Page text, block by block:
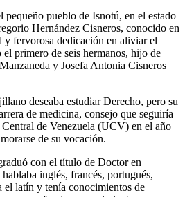
pueblo de Isnotú, en el estado
Hernández Cisneros, conocido en
y fervorosa dedicación en aliviar el
primero de seis hermanos, hijo de
y Josefa Antonia Cisneros
deseaba estudiar Derecho, pero su
de medicina, consejo que seguiría
de Venezuela (UCV) en el año
de su vocación.
con el título de Doctor en
inglés, francés, portugués,
el latín y tenía conocimientos de